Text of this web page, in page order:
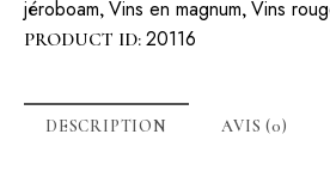
jéroboam, Vins en magnum, Vins
PRODUCT ID: 20116
DESCRIPTION AVIS (0)